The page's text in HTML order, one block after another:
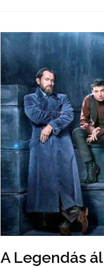
A Legendás